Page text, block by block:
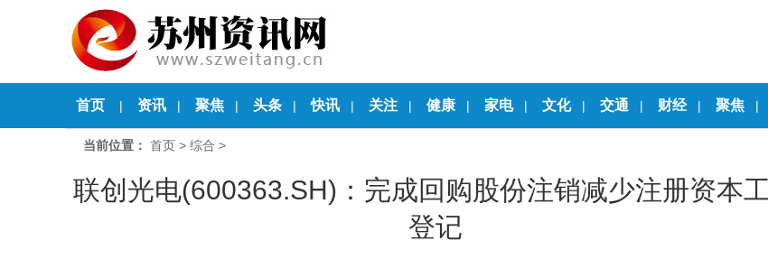
首页 | 资讯 | 聚焦 | 头条 | 快讯 | 关注 | 健康 | 家电 | 文化 | 交通 | 财经 | 聚焦 |
当前位置： 首页 > 综合 >
联创光电(600363.SH)：完成回购股份注销减少注册资本
登记